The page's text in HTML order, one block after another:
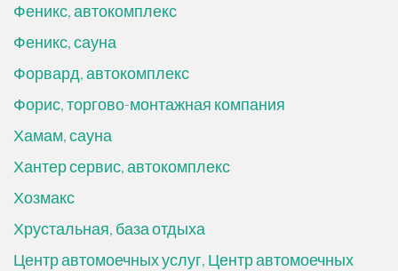
Феникс, автокомплекс
Феникс, сауна
Форвард, автокомплекс
Форис, торгово-монтажная компания
Хамам, сауна
Хантер сервис, автокомплекс
Хозмакс
Хрустальная, база отдыха
Центр автомоечных услуг, Центр автомоечных